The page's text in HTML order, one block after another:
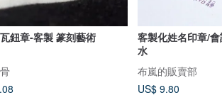
瓦鈕章-客製 篆刻藝術
客製化姓名印章/
水
布嵐的販賣部
US$ 9.80